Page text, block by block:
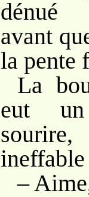
dénué
avant
la pente
La
eut
–